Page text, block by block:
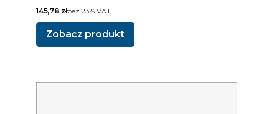
Cena netto
145,78 złbez 23% VAT
Zobacz produkt